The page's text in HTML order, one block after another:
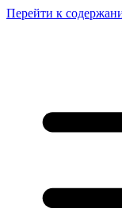
Перейти к